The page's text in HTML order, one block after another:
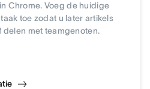
Chrome. Voeg de huidige
taak toe zodat u later artikels
delen met teamgenoten.